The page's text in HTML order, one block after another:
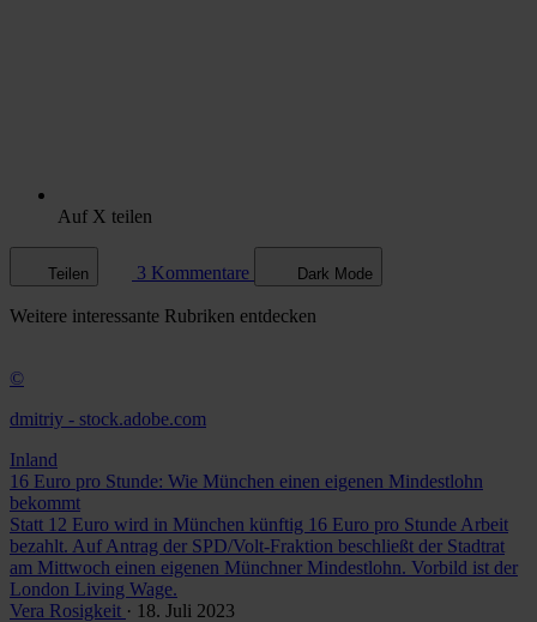
Auf X teilen
Teilen 3 Kommentare Dark Mode
Weitere interessante Rubriken entdecken
©
dmitriy - stock.adobe.com
Inland
16 Euro pro Stunde: Wie München einen eigenen Mindestlohn
bekommt
Statt 12 Euro wird in München künftig 16 Euro pro Stunde Arbeit
bezahlt. Auf Antrag der SPD/Volt-Fraktion beschließt der Stadtrat
am Mittwoch einen eigenen Münchner Mindestlohn. Vorbild ist der
London Living Wage.
Vera Rosigkeit · 18. Juli 2023